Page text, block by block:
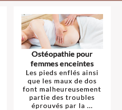
Ostéopathie pour
femmes enceintes
Les pieds enflés ainsi
que les maux de dos
font malheureusement
partie des troubles
éprouvés par la ...